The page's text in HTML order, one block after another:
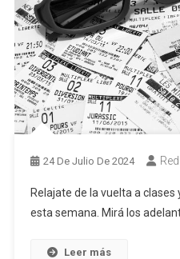
24 De Julio De 2024
Relajate de la vuelta a
esta semana. Mirá los
Leer más